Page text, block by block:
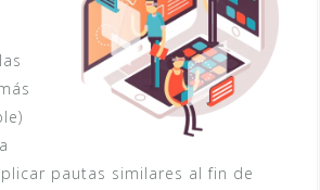
pautas similares al fin de